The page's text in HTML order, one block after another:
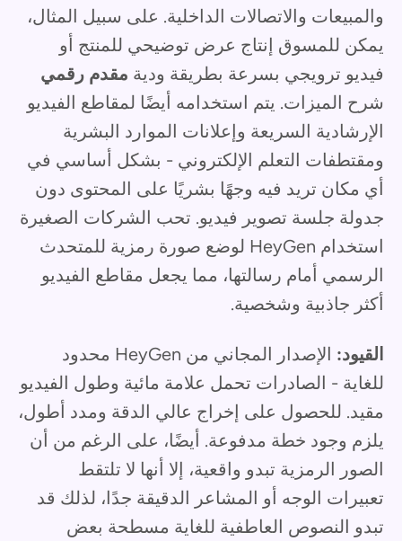
والمبيعات والاتصالات الداخلية. على سبيل المثال،
يمكن للمسوق إنتاج عرض توضيحي للمنتج أو
فيديو ترويجي بسرعة بطريقة ودية مقدم رقمي
شرح الميزات. يتم استخدامه أيضًا لمقاطع الفيديو
الإرشادية السريعة وإعلانات الموارد البشرية
ومقتطفات التعلم الإلكتروني - بشكل أساسي في
أي مكان تريد فيه وجهًا بشريًا على المحتوى دون
جدولة جلسة تصوير فيديو. تحب الشركات الصغيرة
استخدام HeyGen لوضع صورة رمزية للمتحدث
الرسمي أمام رسالتها، مما يجعل مقاطع الفيديو
أكثر جاذبية وشخصية.
القيود:
الإصدار المجاني من HeyGen محدود
للغاية - الصادرات تحمل علامة مائية وطول الفيديو
مقيد. للحصول على إخراج عالي الدقة ومدد أطول،
يلزم وجود خطة مدفوعة. أيضًا، على الرغم من أن
الصور الرمزية تبدو واقعية، إلا أنها لا تلتقط
تعبيرات الوجه أو المشاعر الدقيقة جدًا، لذلك قد
تبدو النصوص العاطفية للغاية مسطحة بعض